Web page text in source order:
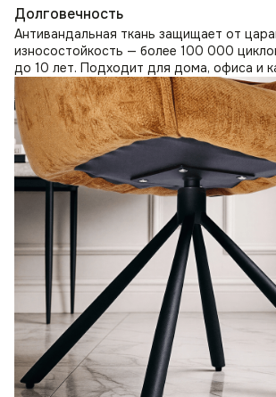
Долговечность
Антивандальная ткань защищает от
износостойкость — более 100 000
до 10 лет. Подходит для дома, офиса и